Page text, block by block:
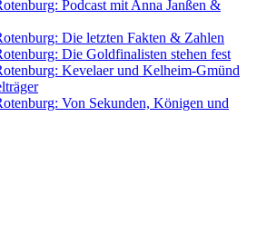
Podcast mit Anna Janßen &
Die letzten Fakten & Zahlen
Die Goldfinalisten stehen fest
Kevelaer und Kelheim-Gmünd
Von Sekunden, Königen und